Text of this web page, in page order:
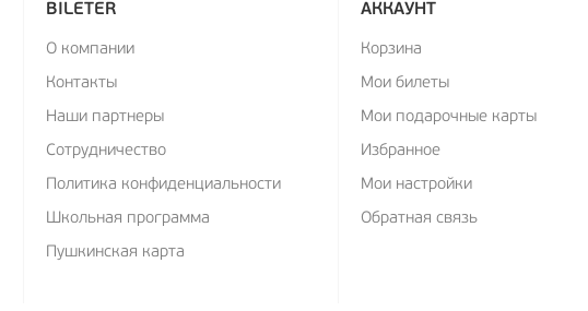
BILETER
О компании
Контакты
Наши партнеры
Сотрудничество
Политика конфиденциальности
Школьная программа
Пушкинская карта
АККАУНТ
Корзина
Мои билеты
Мои подарочные карты
Избранное
Мои настройки
Обратная связь